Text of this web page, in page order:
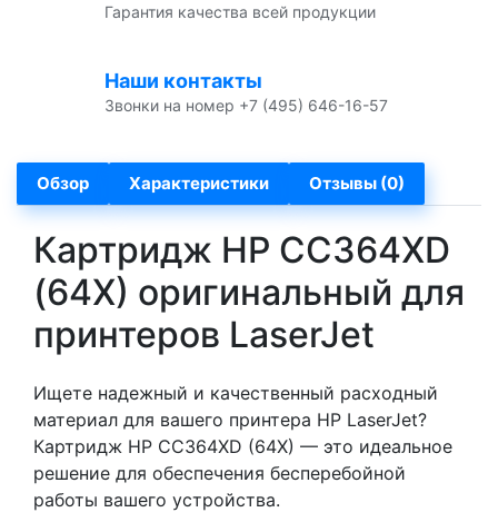
Гарантия качества всей продукции
Наши контакты
Звонки на номер +7 (495) 646-16-57
Обзор Характеристики Отзывы (0)
Картридж HP CC364XD
(64X) оригинальный для
принтеров LaserJet
Ищете надежный и качественный расходный
материал для вашего принтера HP LaserJet?
Картридж HP CC364XD (64X) — это идеальное
решение для обеспечения бесперебойной
работы вашего устройства.